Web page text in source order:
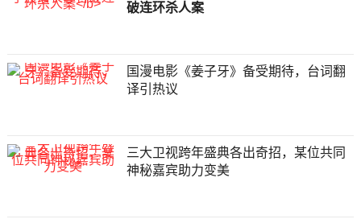
破连环杀人案
国漫电影《姜子牙》备受期待，台词翻
译引热议
​三大卫视跨年盛典各出奇招，某位共同
神秘嘉宾助力变美